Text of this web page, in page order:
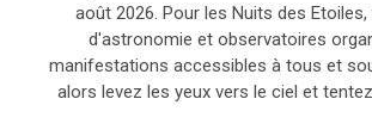
août 2026. Pour les Nuits des Etoiles,
d'astronomie et observatoires
manifestations accessibles à tous et
alors levez les yeux vers le ciel et